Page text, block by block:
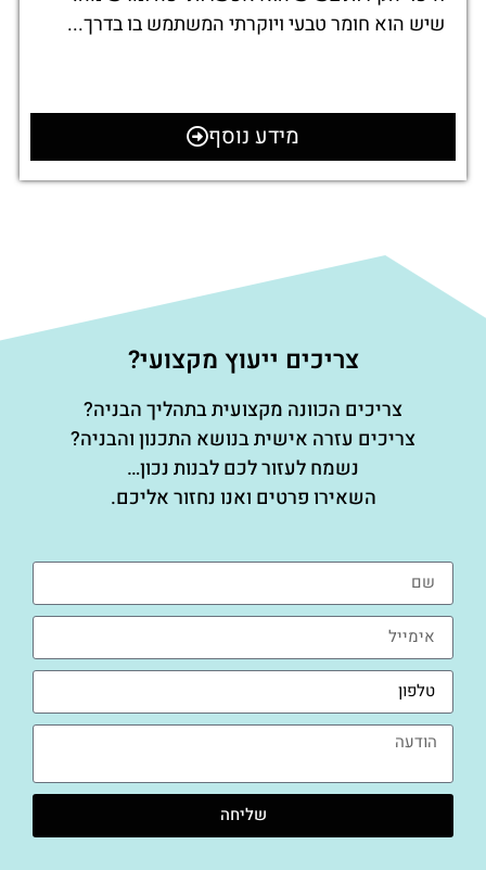
שיש הוא חומר טבעי ויוקרתי המשתמש בו בדרך...
מידע נוסף
צריכים ייעוץ מקצועי?
צריכים הכוונה מקצועית בתהליך הבניה?
צריכים עזרה אישית בנושא התכנון והבניה?
נשמח לעזור לכם לבנות נכון…
השאירו פרטים ואנו נחזור אליכם.
שליחה